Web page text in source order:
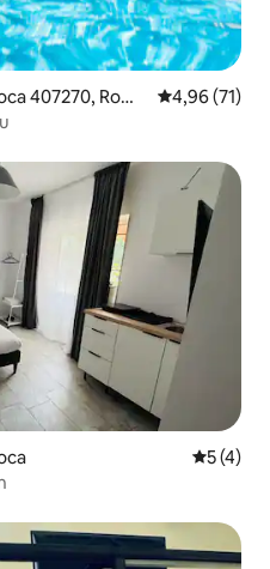
407270, Roma
4,96 (71)
5 (4)